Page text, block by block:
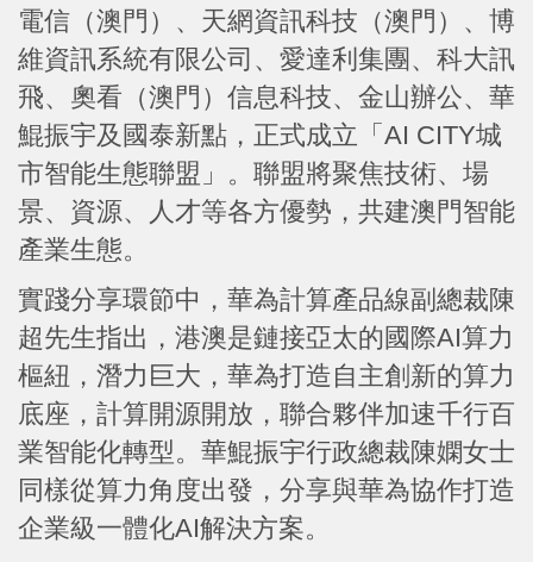
電信（澳門）、天網資訊科技（澳門）、博
維資訊系統有限公司、愛達利集團、科大訊
飛、奧看（澳門）信息科技、金山辦公、華
鯤振宇及國泰新點，正式成立「AI CITY城
市智能生態聯盟」。聯盟將聚焦技術、場
景、資源、人才等各方優勢，共建澳門智能
產業生態。
實踐分享環節中，華為計算產品線副總裁陳
超先生指出，港澳是鏈接亞太的國際AI算力
樞紐，潛力巨大，華為打造自主創新的算力
底座，計算開源開放，聯合夥伴加速千行百
業智能化轉型。華鯤振宇行政總裁陳嫻女士
同樣從算力角度出發，分享與華為協作打造
企業級一體化AI解決方案。